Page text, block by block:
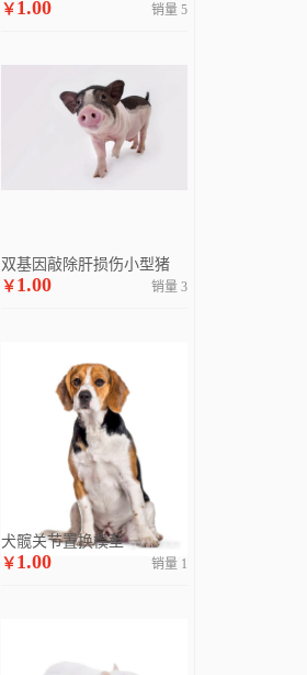
￥ 1.00 销量 5
双基因敲除肝损伤小型猪
￥ 1.00 销量 3
犬髋关节置换模型
￥ 1.00 销量 1